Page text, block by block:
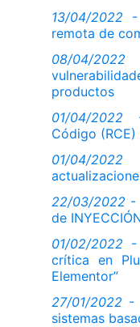
13/04/2022 -
remota de
08/04/2022
productos
01/04/2022 -
Código
01/04/2022
22/03/2022 -
de
01/02/2022 -
crítica en
Elementor”
27/01/2022 -
sistemas